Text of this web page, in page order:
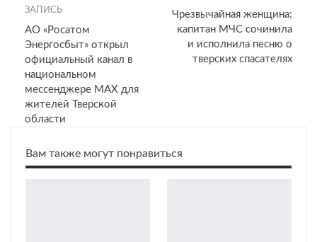
ЗАПИСЬ
АО «Росатом
Энергосбыт» открыл
официальный канал в
национальном
мессенджере МАХ для
жителей Тверской
области
Чрезвычайная женщина:
капитан МЧС сочинила
и исполнила песню о
тверских спасателях
Вам также могут понравиться